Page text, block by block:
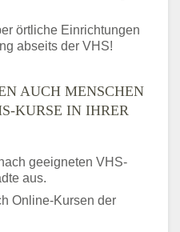
örtliche Einrichtungen
abseits der VHS!
AUCH MENSCHEN
KURSE IN IHRER
geeigneten VHS-
aus.
Online-Kursen der